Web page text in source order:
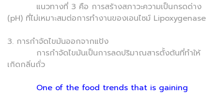
แนวทางที่ 3 คือ การสร้างสภาวะความเป็นกรดด่าง
(pH) ที่ไม่เหมาะสมต่อการทำงานของเอนไซม์ Lipoxygenase
3. การกำจัดไขมันออกจากแป้ง
การกำจัดไขมันเป็นการลดปริมาณสารตั้งต้นที่ทำให้
เกิดกลิ่นถั่ว
One of the food trends that is gaining